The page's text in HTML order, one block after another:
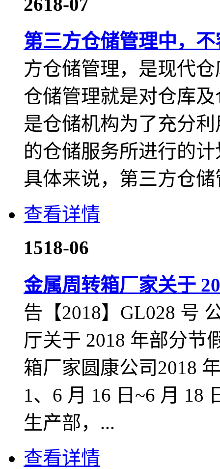
第三方仓储管理中，
方仓储管理，是现代
仓储管理就是对仓库
是仓储机构为了充分
的仓储服务所进行的
具体来说，第三方仓储
查看详情
1518-06
金属周转箱厂家关于
告【2018】GL028 号
厅关于 2018 年部分节
箱厂家圆康公司2018
1、6 月 16 日~6 月 18
生产部，...
查看详情